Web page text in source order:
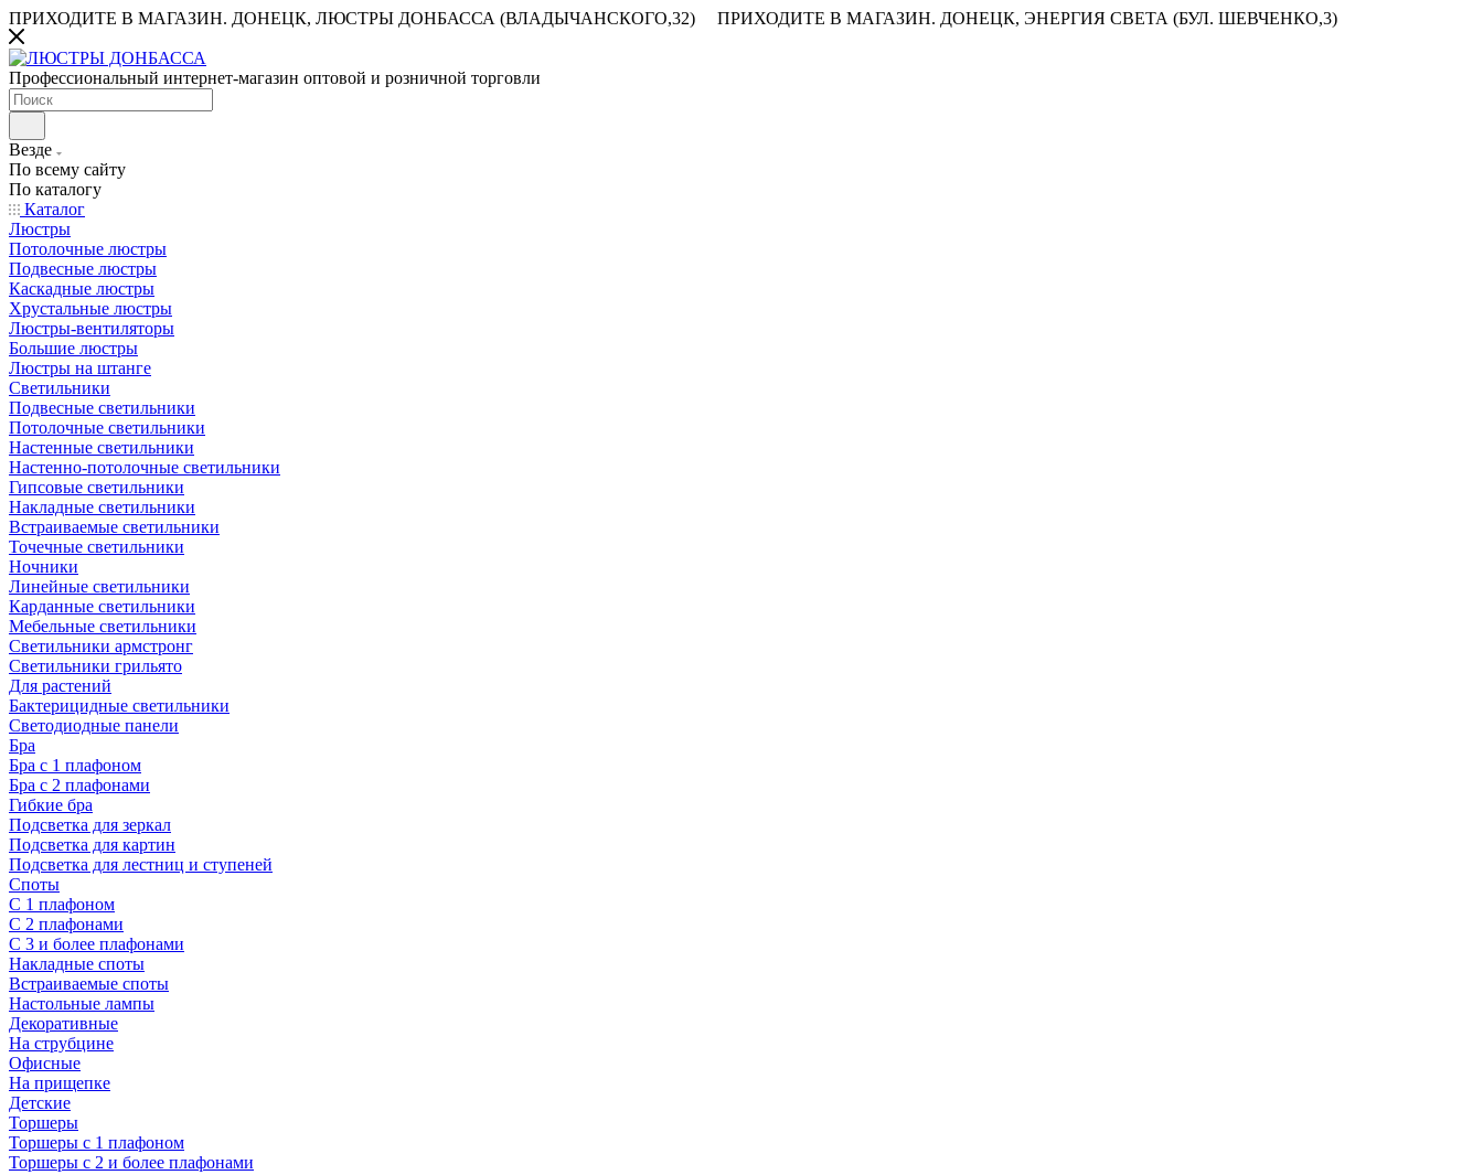
ПРИХОДИТЕ В МАГАЗИН. ДОНЕЦК, ЛЮСТРЫ ДОНБАССА (ВЛАДЫЧАНСКОГО,32) ПРИХОДИТЕ В МАГАЗИН. ДОНЕЦК, ЭНЕРГИЯ СВЕТА (БУЛ. ШЕВЧЕНКО,3)
Профессиональный интернет-магазин оптовой и розничной торговли
Везде
По всему сайту
По каталогу
Каталог
Люстры
Потолочные люстры
Подвесные люстры
Каскадные люстры
Хрустальные люстры
Люстры-вентиляторы
Большие люстры
Люстры на штанге
Светильники
Подвесные светильники
Потолочные светильники
Настенные светильники
Настенно-потолочные светильники
Гипсовые светильники
Накладные светильники
Встраиваемые светильники
Точечные светильники
Ночники
Линейные светильники
Карданные светильники
Мебельные светильники
Светильники армстронг
Светильники грильято
Для растений
Бактерицидные светильники
Светодиодные панели
Бра
Бра с 1 плафоном
Бра с 2 плафонами
Гибкие бра
Подсветка для зеркал
Подсветка для картин
Подсветка для лестниц и ступеней
Споты
С 1 плафоном
С 2 плафонами
С 3 и более плафонами
Накладные споты
Встраиваемые споты
Настольные лампы
Декоративные
На струбцине
Офисные
На прищепке
Детские
Торшеры
Торшеры с 1 плафоном
Торшеры с 2 и более плафонами